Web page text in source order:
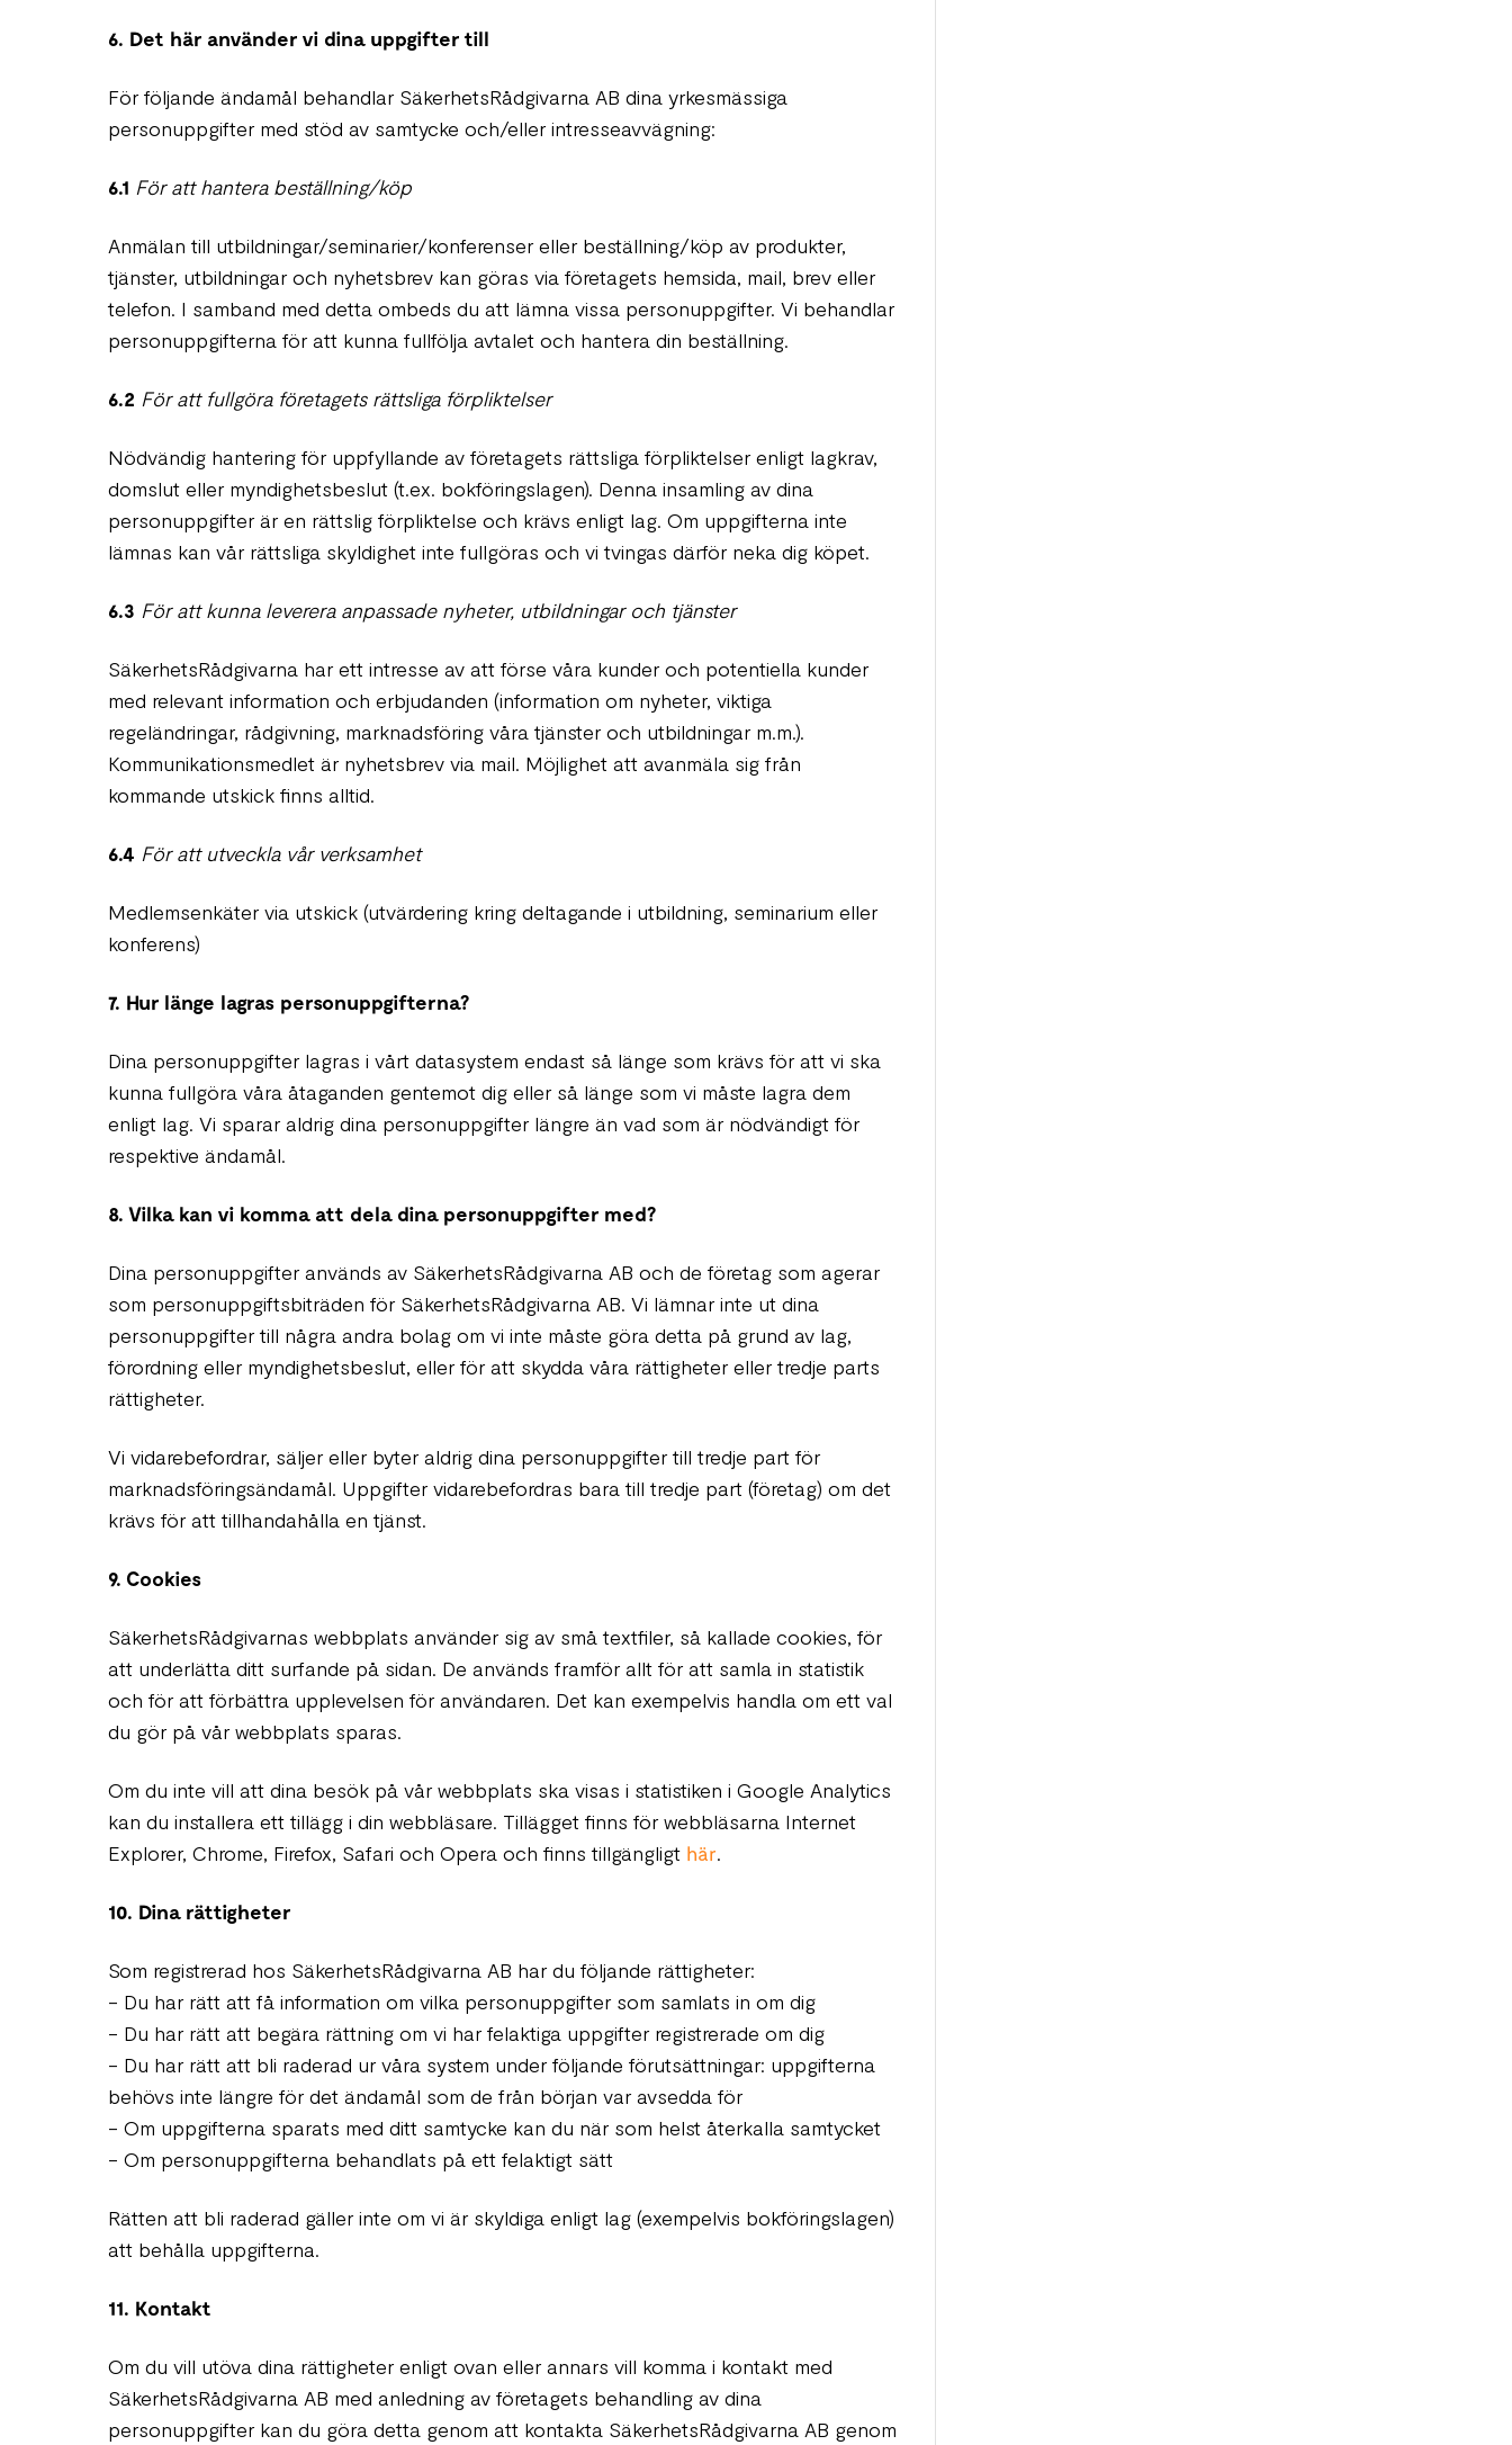
6. Det här använder vi dina uppgifter till
För följande ändamål behandlar SäkerhetsRådgivarna AB dina yrkesmässiga
personuppgifter med stöd av samtycke och/eller intresseavvägning:
6.1 För att hantera beställning/köp
Anmälan till utbildningar/seminarier/konferenser eller beställning/köp av produkter,
tjänster, utbildningar och nyhetsbrev kan göras via företagets hemsida, mail, brev eller
telefon. I samband med detta ombeds du att lämna vissa personuppgifter. Vi behandlar
personuppgifterna för att kunna fullfölja avtalet och hantera din beställning.
6.2 För att fullgöra företagets rättsliga förpliktelser
Nödvändig hantering för uppfyllande av företagets rättsliga förpliktelser enligt lagkrav,
domslut eller myndighetsbeslut (t.ex. bokföringslagen). Denna insamling av dina
personuppgifter är en rättslig förpliktelse och krävs enligt lag. Om uppgifterna inte
lämnas kan vår rättsliga skyldighet inte fullgöras och vi tvingas därför neka dig köpet.
6.3 För att kunna leverera anpassade nyheter, utbildningar och tjänster
SäkerhetsRådgivarna har ett intresse av att förse våra kunder och potentiella kunder
med relevant information och erbjudanden (information om nyheter, viktiga
regeländringar, rådgivning, marknadsföring våra tjänster och utbildningar m.m.).
Kommunikationsmedlet är nyhetsbrev via mail. Möjlighet att avanmäla sig från
kommande utskick finns alltid.
6.4 För att utveckla vår verksamhet
Medlemsenkäter via utskick (utvärdering kring deltagande i utbildning, seminarium eller
konferens)
7. Hur länge lagras personuppgifterna?
Dina personuppgifter lagras i vårt datasystem endast så länge som krävs för att vi ska
kunna fullgöra våra åtaganden gentemot dig eller så länge som vi måste lagra dem
enligt lag. Vi sparar aldrig dina personuppgifter längre än vad som är nödvändigt för
respektive ändamål.
8. Vilka kan vi komma att dela dina personuppgifter med?
Dina personuppgifter används av SäkerhetsRådgivarna AB och de företag som agerar
som personuppgiftsbiträden för SäkerhetsRådgivarna AB. Vi lämnar inte ut dina
personuppgifter till några andra bolag om vi inte måste göra detta på grund av lag,
förordning eller myndighetsbeslut, eller för att skydda våra rättigheter eller tredje parts
rättigheter.
Vi vidarebefordrar, säljer eller byter aldrig dina personuppgifter till tredje part för
marknadsföringsändamål. Uppgifter vidarebefordras bara till tredje part (företag) om det
krävs för att tillhandahålla en tjänst.
9. Cookies
SäkerhetsRådgivarnas webbplats använder sig av små textfiler, så kallade cookies, för
att underlätta ditt surfande på sidan. De används framför allt för att samla in statistik
och för att förbättra upplevelsen för användaren. Det kan exempelvis handla om ett val
du gör på vår webbplats sparas.
Om du inte vill att dina besök på vår webbplats ska visas i statistiken i Google Analytics
kan du installera ett tillägg i din webbläsare. Tillägget finns för webbläsarna Internet
Explorer, Chrome, Firefox, Safari och Opera och finns tillgängligt här.
10. Dina rättigheter
Som registrerad hos SäkerhetsRådgivarna AB har du följande rättigheter:
- Du har rätt att få information om vilka personuppgifter som samlats in om dig
- Du har rätt att begära rättning om vi har felaktiga uppgifter registrerade om dig
- Du har rätt att bli raderad ur våra system under följande förutsättningar: uppgifterna
behövs inte längre för det ändamål som de från början var avsedda för
- Om uppgifterna sparats med ditt samtycke kan du när som helst återkalla samtycket
- Om personuppgifterna behandlats på ett felaktigt sätt
Rätten att bli raderad gäller inte om vi är skyldiga enligt lag (exempelvis bokföringslagen)
att behålla uppgifterna.
11. Kontakt
Om du vill utöva dina rättigheter enligt ovan eller annars vill komma i kontakt med
SäkerhetsRådgivarna AB med anledning av företagets behandling av dina
personuppgifter kan du göra detta genom att kontakta SäkerhetsRådgivarna AB genom